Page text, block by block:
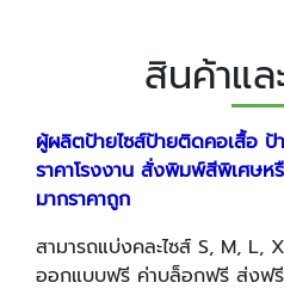
สินค้าแล
ผู้ผลิตป้ายไซส์ป้ายติดคอเสื้อ
ราคาโรงงาน สั่งพิมพ์สีพิเศษ
มากราคาถูก
สามารถแบ่งคละไซส์ S, M, L,
ออกแบบฟรี ค่าบล็อกฟรี ส่งฟรี